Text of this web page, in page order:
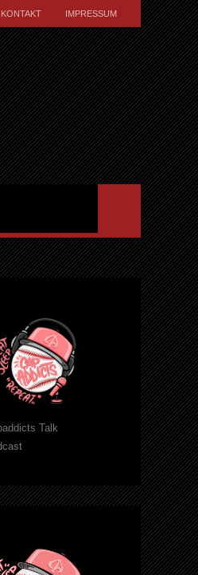
KONTAKT IMPRESSUM
Talk